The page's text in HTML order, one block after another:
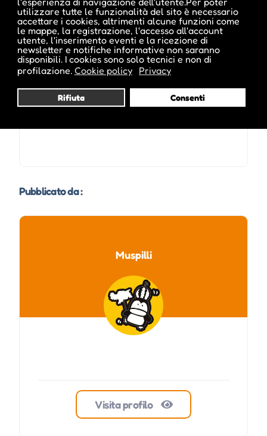
utilizzare tutte le funzionalità del sito è necessario
accettare i cookies, altrimenti alcune funzioni come
le mappe, la registrazione, l'accesso all'account
utente, l'inserimento eventi e la ricezione di
newsletter e notifiche informative non saranno
disponibili. I cookies sono solo tecnici e non di
profilazione. Cookie policy Privacy
Rifiuta Consenti
Date e orari evento :
Pubblicato da :
Muspilli
Visita profilo